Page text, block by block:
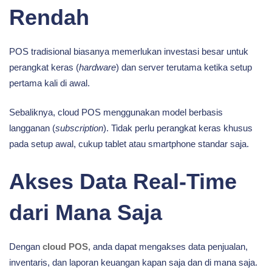
Rendah
POS tradisional biasanya memerlukan investasi besar untuk
perangkat keras (hardware) dan server terutama ketika setup
pertama kali di awal.
Sebaliknya, cloud POS menggunakan model berbasis
langganan (subscription). Tidak perlu perangkat keras khusus
pada setup awal, cukup tablet atau smartphone standar saja.
Akses Data Real-Time
dari Mana Saja
Dengan cloud POS, anda dapat mengakses data penjualan,
inventaris, dan laporan keuangan kapan saja dan di mana saja.